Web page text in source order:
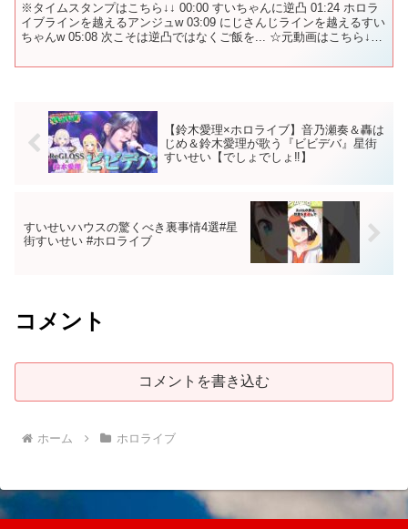
※タイムスタンプはこちら↓↓ 00:00 すいちゃんに逆凸 01:24 ホロラ
イブラインを越えるアンジュw 03:09 にじさんじラインを越えるすい
ちゃんw 05:08 次こそは逆凸ではなくご飯を... ☆元動画はこちら↓↓
【鈴木愛理×ホロライブ】音乃瀬奏＆轟は
じめ＆鈴木愛理が歌う『ビビデバ』星街
すいせい【でしょでしょ‼】
すいせいハウスの驚くべき裏事情4選#星
街すいせい #ホロライブ
コメント
コメントを書き込む
ホーム ホロライブ